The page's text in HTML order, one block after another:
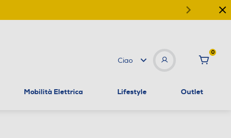
Ciao
0
Mobilità Elettrica Lifestyle Outlet